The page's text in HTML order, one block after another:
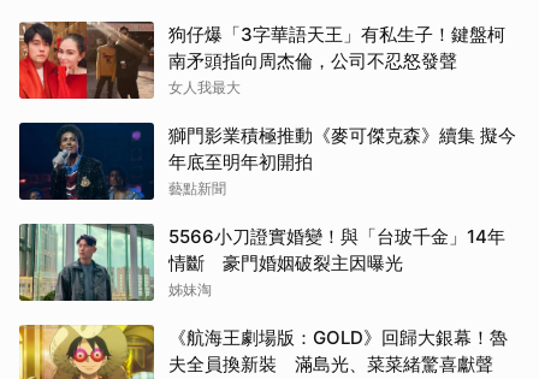
狗仔爆「3字華語天王」有私生子！鍵盤柯
南矛頭指向周杰倫，公司不忍怒發聲
女人我最大
獅門影業積極推動《麥可傑克森》續集 擬今
年底至明年初開拍
藝點新聞
5566小刀證實婚變！與「台玻千金」14年
情斷 豪門婚姻破裂主因曝光
姊妹淘
《航海王劇場版：GOLD》回歸大銀幕！魯
夫全員換新裝 滿島光、菜菜緒驚喜獻聲